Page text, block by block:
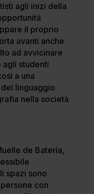
agli inizi della
il proprio
avanti anche
ad avvicinare
studenti
a una
linguaggio
nella società
de Batería,
spazi sono
con